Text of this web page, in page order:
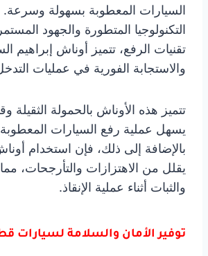
السيارات المعطوبة بسهولة
التكنولوجيا المتطورة والجهود
تقنيات الرفع، تتميز أوناش إبراهيم
والاستجابة الفورية في عمليات
تتميز هذه الأوناش بالحمولة الثقيلة
يسهل عملية رفع السيارات
بالإضافة إلى ذلك، فإن استخدام
يقلل من الاهتزازات والتأرجحات،
والثبات أثناء عملية الإنقاذ.
توفير الأمان والسلامة لسيارات